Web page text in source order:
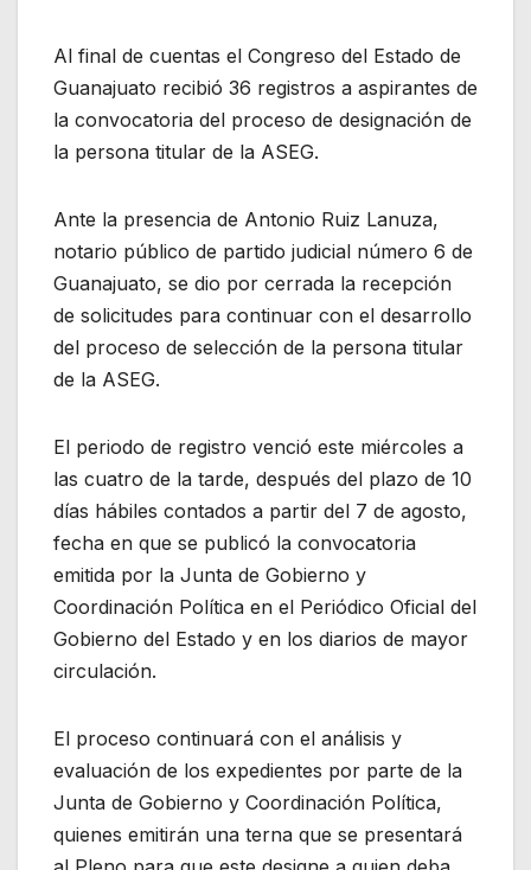
Al final de cuentas el Congreso del Estado de
Guanajuato recibió 36 registros a aspirantes de
la convocatoria del proceso de designación de
la persona titular de la ASEG.
Ante la presencia de Antonio Ruiz Lanuza,
notario público de partido judicial número 6 de
Guanajuato, se dio por cerrada la recepción
de solicitudes para continuar con el desarrollo
del proceso de selección de la persona titular
de la ASEG.
El periodo de registro venció este miércoles a
las cuatro de la tarde, después del plazo de 10
días hábiles contados a partir del 7 de agosto,
fecha en que se publicó la convocatoria
emitida por la Junta de Gobierno y
Coordinación Política en el Periódico Oficial del
Gobierno del Estado y en los diarios de mayor
circulación.
El proceso continuará con el análisis y
evaluación de los expedientes por parte de la
Junta de Gobierno y Coordinación Política,
quienes emitirán una terna que se presentará